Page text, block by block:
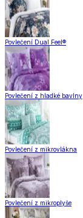
Povlečení Dual Feel®
Povlečení z hladké bavlny
Povlečení z mikrovlákna
Povlečení z mikroplyše